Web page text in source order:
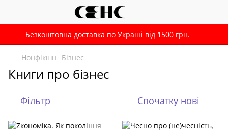
Безкоштовна доставка по Україні від 1500 грн.
Нонфікшн Бізнес
Книги про бізнес
Фільтр Спочатку нові